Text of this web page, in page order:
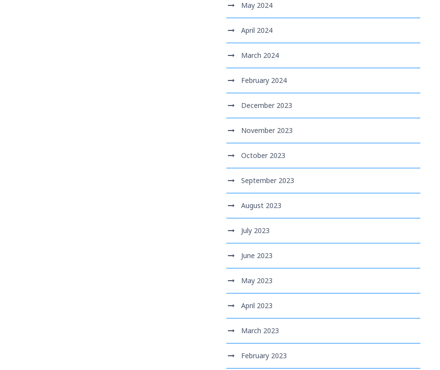
May 2024
April 2024
March 2024
February 2024
December 2023
November 2023
October 2023
September 2023
August 2023
July 2023
June 2023
May 2023
April 2023
March 2023
February 2023